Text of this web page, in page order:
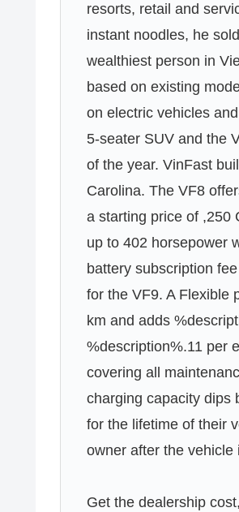
resorts, retail and
instant noodles, he
wealthiest person in
based on existing
on electric vehicles
5-seater SUV and the
of the year. VinFast
Carolina. The VF8
a starting price of ,250
up to 402 horsepower
battery subscription
for the VF9. A Flexible
km and adds
%description%.11 per
covering all
charging capacity dips
for the lifetime of their
owner after the vehicle
Get the dealership